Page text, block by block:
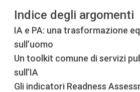
Indice degli argomenti
IA e PA: una trasformazione
sull’uomo
Un toolkit comune di servizi
sull’IA
Gli indicatori Readness